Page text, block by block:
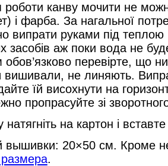
канву мочити не
і фарба. За нагальної
випрати руками під
засобів аж поки вода не
перевірте, що
вишивали, не линяють.
їй висохнути на
пропрасуйте зі
на картон і
вышивки: 20×50 см. Кроме
.